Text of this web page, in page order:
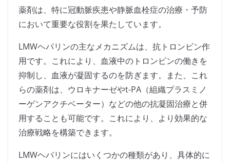
薬剤は、特に冠動脈疾患や静脈血栓症の治療・予防
において重要な役割を果たしています。
LMWヘパリンの主なメカニズムは、抗トロンビン作
用です。これにより、血液中のトロンビンの働きを
抑制し、血液が凝固するのを防ぎます。また、これ
らの薬剤は、ウロキナーゼやt-PA（組織プラスミノ
ーゲンアクチベーター）などの他の抗凝固治療と併
用することも可能です。これにより、より効果的な
治療戦略を構築できます。
LMWヘパリンにはいくつかの種類があり、具体的に